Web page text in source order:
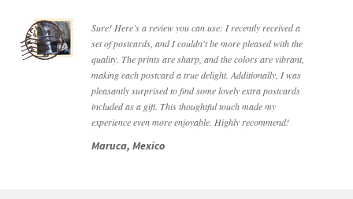
Sure! Here’s a review you can use: I recently received a
set of postcards, and I couldn't be more pleased with the
quality. The prints are sharp, and the colors are vibrant,
making each postcard a true delight. Additionally, I was
pleasantly surprised to find some lovely extra postcards
included as a gift. This thoughtful touch made my
experience even more enjoyable. Highly recommend!
Maruca, Mexico